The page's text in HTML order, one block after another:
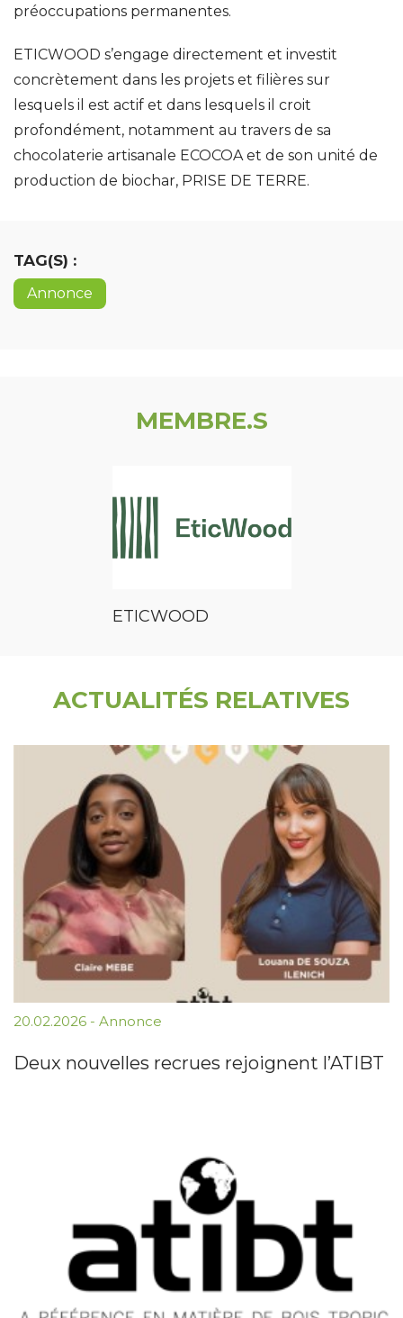
préoccupations permanentes.
ETICWOOD s’engage directement et investit
concrètement dans les projets et filières sur
lesquels il est actif et dans lesquels il croit
profondément, notamment au travers de sa
chocolaterie artisanale ECOCOA et de son unité de
production de biochar, PRISE DE TERRE.
TAG(S) :
Annonce
MEMBRE.S
ETICWOOD
ACTUALITÉS RELATIVES
20.02.2026 - Annonce
Deux nouvelles recrues rejoignent l’ATIBT